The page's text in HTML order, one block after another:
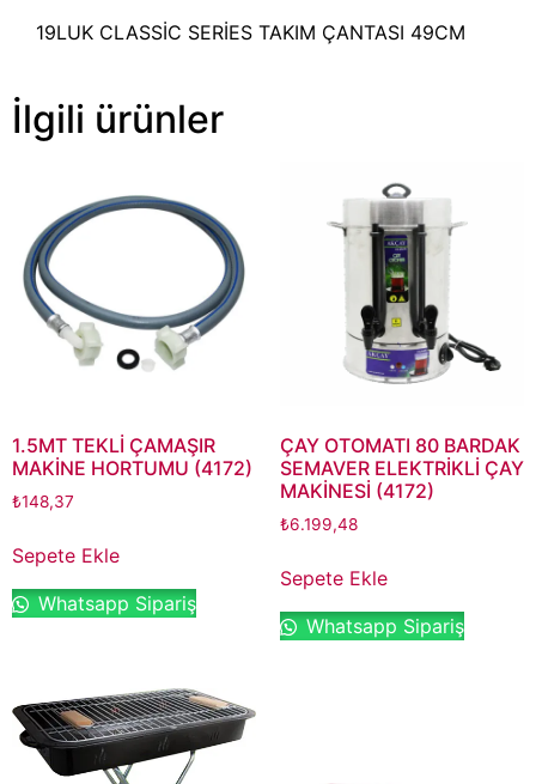
19LUK CLASSİC SERİES TAKIM ÇANTASI 49CM
İlgili ürünler
1.5MT TEKLİ ÇAMAŞIR
MAKİNE HORTUMU (4172)
₺148,37
Sepete Ekle
Whatsapp Sipariş
ÇAY OTOMATI 80 BARDAK
SEMAVER ELEKTRİKLİ ÇAY
MAKİNESİ (4172)
₺6.199,48
Sepete Ekle
Whatsapp Sipariş